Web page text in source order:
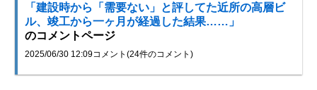
「建設時から「需要ない」と評してた近所の高層ビ
ル、竣工から一ヶ月が経過した結果……」
のコメントページ
2025/06/30 12:09コメント(24件のコメント)